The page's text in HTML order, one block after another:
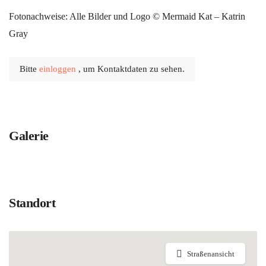
Fotonachweise: Alle Bilder und Logo © Mermaid Kat – Katrin
Gray
Bitte einloggen , um Kontaktdaten zu sehen.
Galerie
Standort
Straßenansicht